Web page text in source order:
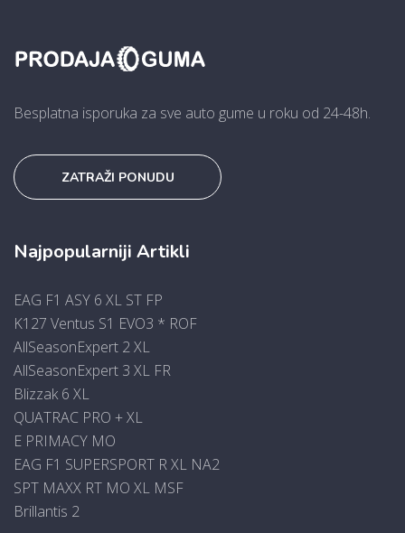
Besplatna isporuka za sve auto gume u roku od 24-48h.
ZATRAŽI PONUDU
Najpopularniji Artikli
EAG F1 ASY 6 XL ST FP
K127 Ventus S1 EVO3 * ROF
AllSeasonExpert 2 XL
AllSeasonExpert 3 XL FR
Blizzak 6 XL
QUATRAC PRO + XL
E PRIMACY MO
EAG F1 SUPERSPORT R XL NA2
SPT MAXX RT MO XL MSF
Brillantis 2